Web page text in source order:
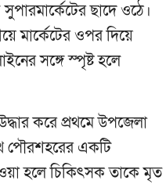
ছাদে ওঠে।
মার্কেটের ওপর দিয়ে
সঙ্গে স্পৃষ্ট হলে
করে প্রথমে উপজেলা
পৌরশহরের একটি
হলে চিকিৎসক তাকে মৃত